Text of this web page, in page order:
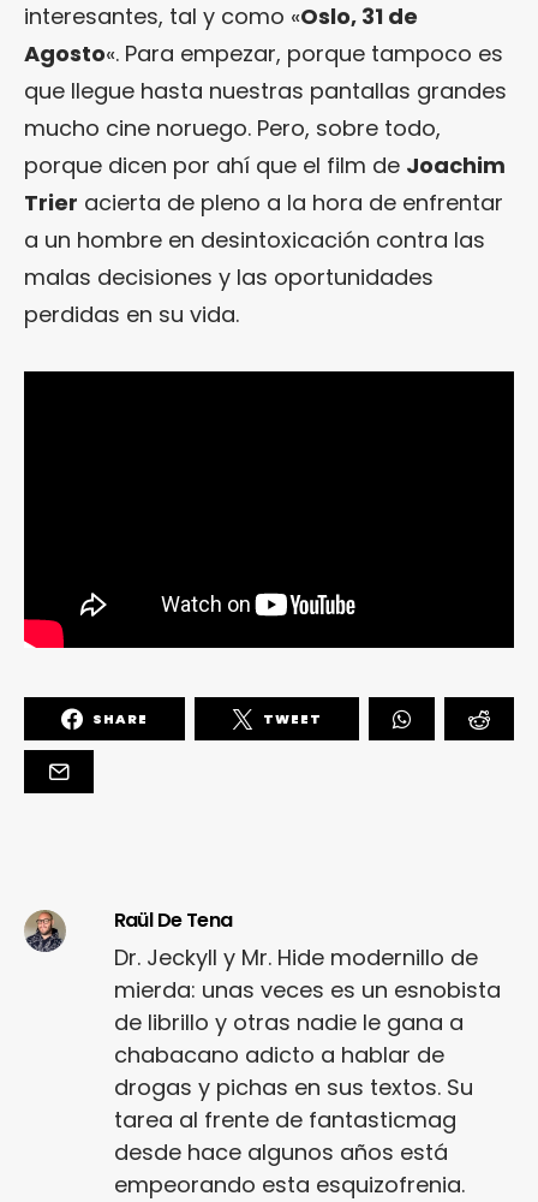
interesantes, tal y como «Oslo, 31 de
Agosto«. Para empezar, porque tampoco es
que llegue hasta nuestras pantallas grandes
mucho cine noruego. Pero, sobre todo,
porque dicen por ahí que el film de Joachim
Trier acierta de pleno a la hora de enfrentar
a un hombre en desintoxicación contra las
malas decisiones y las oportunidades
perdidas en su vida.
SHARE TWEET
Raül De Tena
Dr. Jeckyll y Mr. Hide modernillo de
mierda: unas veces es un esnobista
de librillo y otras nadie le gana a
chabacano adicto a hablar de
drogas y pichas en sus textos. Su
tarea al frente de fantasticmag
desde hace algunos años está
empeorando esta esquizofrenia.